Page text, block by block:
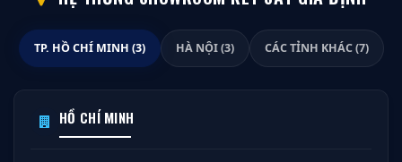
TP. HỒ CHÍ MINH (3) HÀ NỘI (3) CÁC TỈNH KHÁC (7)
HỒ CHÍ MINH